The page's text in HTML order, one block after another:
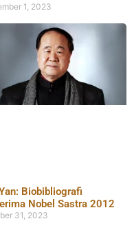
1, 2023
Biobibliografi
Nobel Sastra 2012
31, 2023